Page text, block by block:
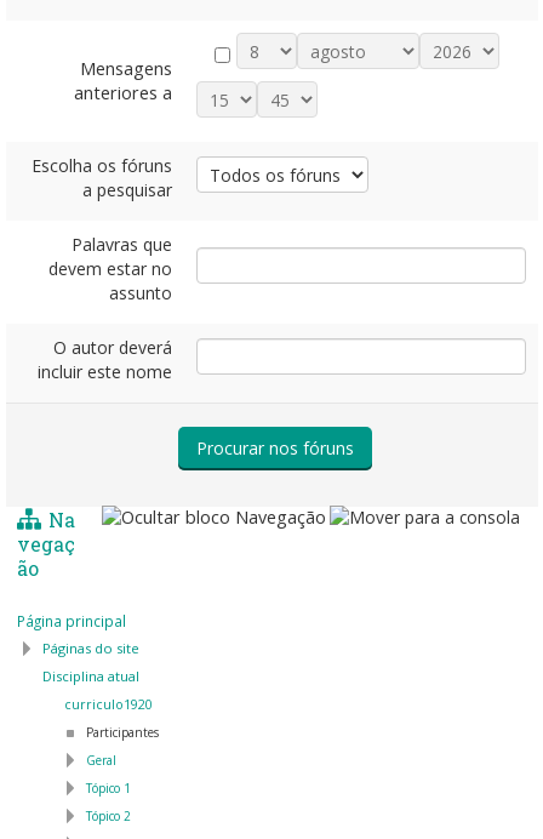
Mensagens
anteriores a
Escolha os fóruns
a pesquisar
Palavras que
devem estar no
assunto
O autor deverá
incluir este nome
Na
vegaç
ão
Página principal
Páginas do site
Disciplina atual
curriculo1920
Participantes
Geral
Tópico 1
Tópico 2